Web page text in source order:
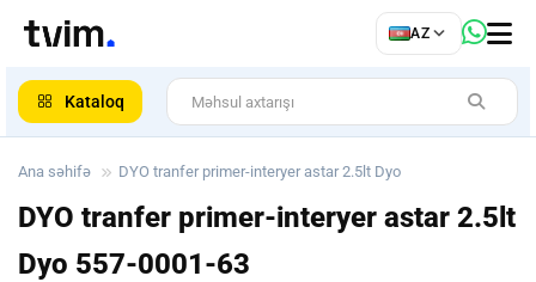
AZ
Kataloq
Ana səhifə DYO tranfer primer-interyer astar 2.5lt Dyo
DYO tranfer primer-interyer astar 2.5lt
Dyo 557-0001-63